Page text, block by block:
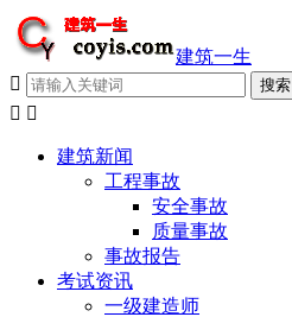
建筑一生

 
建筑新闻
工程事故
安全事故
质量事故
事故报告
考试资讯
一级建造师